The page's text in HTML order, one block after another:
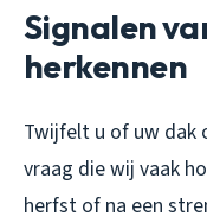
Signalen
herkennen
Twijfelt u of uw dak
vraag die wij vaak
herfst of na een